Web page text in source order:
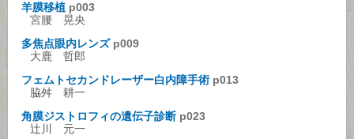
羊膜移植 p003
宮腰 晃央
多焦点眼内レンズ p009
大鹿 哲郎
フェムトセカンドレーザー白内障手術 p013
脇舛 耕一
角膜ジストロフィの遺伝子診断 p023
辻川 元一